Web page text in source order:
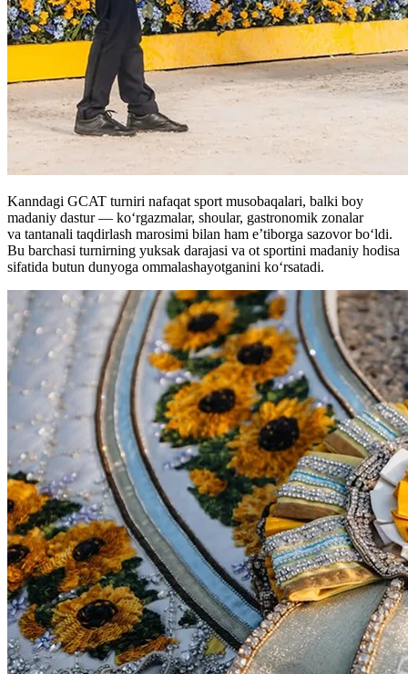
Kanndagi GCAT turniri nafaqat sport musobaqalari, balki boy
madaniy dastur — ko‘rgazmalar, shoular, gastronomik zonalar
va tantanali taqdirlash marosimi bilan ham e’tiborga sazovor bo‘ldi.
Bu barchasi turnirning yuksak darajasi va ot sportini madaniy hodisa
sifatida butun dunyoga ommalashayotganini ko‘rsatadi.